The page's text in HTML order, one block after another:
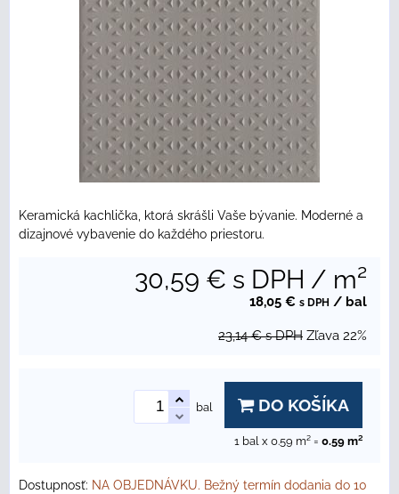
Keramická kachlička, ktorá skrášli Vaše bývanie. Moderné a
dizajnové vybavenie do každého priestoru.
30,59 € s DPH / m²
18,05 € s DPH / bal
23,14 € s DPH Zľava 22%
bal DO KOŠÍKA
1 bal x 0.59 m² = 0.59 m²
Dostupnosť: NA OBJEDNÁVKU. Bežný termín dodania do 10